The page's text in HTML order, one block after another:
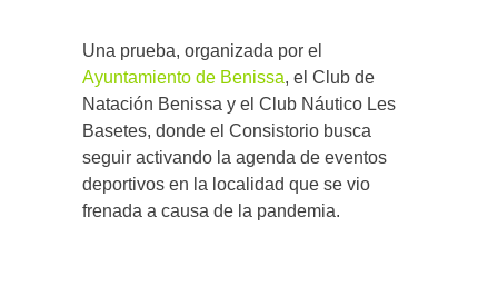
Una prueba, organizada por el
Ayuntamiento de Benissa, el Club de
Natación Benissa y el Club Náutico Les
Basetes, donde el Consistorio busca
seguir activando la agenda de eventos
deportivos en la localidad que se vio
frenada a causa de la pandemia.